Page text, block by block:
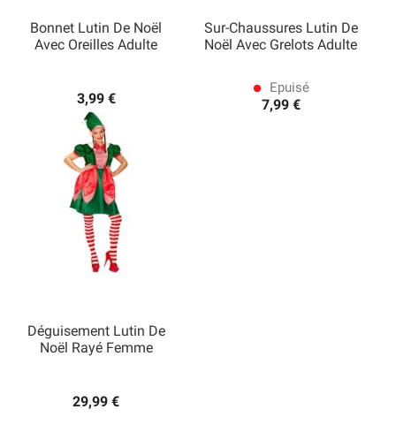
Bonnet Lutin De Noël
Avec Oreilles Adulte
3,99 €
Sur-Chaussures Lutin De
Noël Avec Grelots Adulte
lens Epuisé
7,99 €
Déguisement Lutin De
Noël Rayé Femme
29,99 €